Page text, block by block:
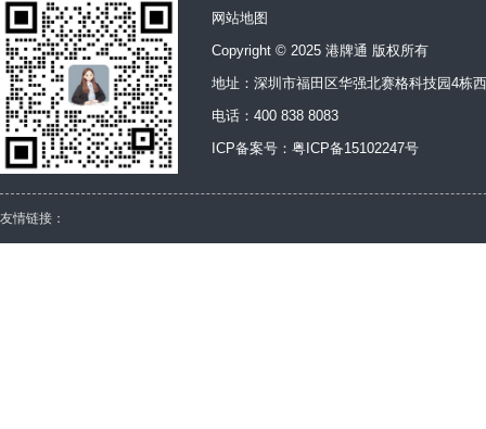
网站地图
Copyright © 2025 港牌通 版权所有
地址：深圳市福田区华强北赛格科技园4栋
电话：400 838 8083
ICP备案号： 粤ICP备15102247号
友情链接：